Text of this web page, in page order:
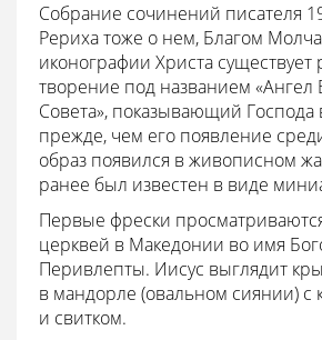
Собрание сочинений писателя
Рериха тоже о нем, Благом
иконографии Христа существует
творение под названием «Ангел
Совета», показывающий Господа
прежде, чем его появление
образ появился в живописном
ранее был известен в виде
Первые фрески
церквей в Македонии во имя
Перивлепты. Иисус выглядит
в мандорле (овальном сиянии) с
и свитком.